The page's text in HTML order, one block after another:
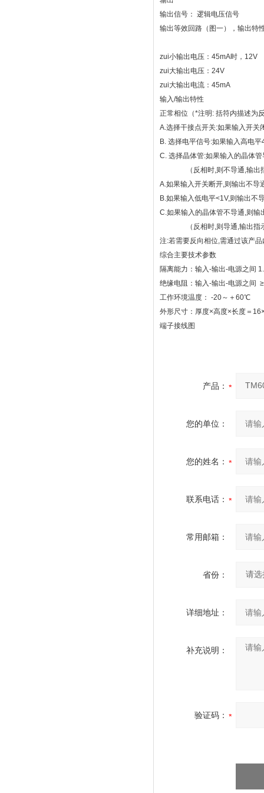
输出信号： 逻辑电压信号
输出等效回路（图一），输出特
zui小输出电压：45mA时，12V
zui大输出电压：24V
zui大输出电流：45mA
输入/输出特性
正常相位（*注明: 括符内描述为
A.选择干接点开关:如果输入开关
B. 选择电平信号:如果输入高电
C. 选择晶体管:如果输入的晶体
（反相时,则不导通,输出指
A.如果输入开关断开,则输出不导
B.如果输入低电平<1V,则输出不
C.如果输入的晶体管不导通,则输
（反相时,则导通,输出指示
注:若需要反向相位,需通过该产
综合主要技术参数
隔离能力：输入-输出-电源之间
绝缘电阻：输入-输出-电源之间
工作环境温度： -20～＋60℃
外形尺寸：厚度×高度×长度＝
端子接线图
产品：
您的单位：
您的姓名：
联系电话：
常用邮箱：
省份：
详细地址：
补充说明：
验证码：